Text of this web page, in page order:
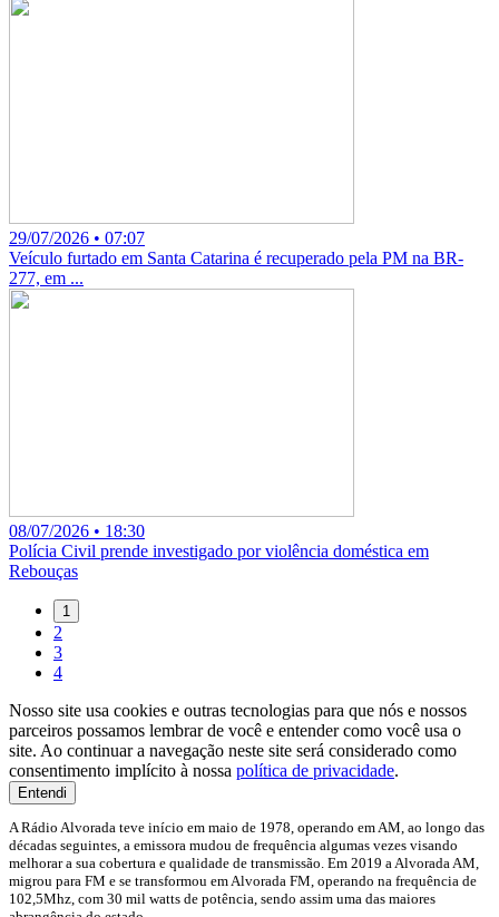
29/07/2026 • 07:07
Veículo furtado em Santa Catarina é recuperado pela PM na BR-
277, em ...
08/07/2026 • 18:30
Polícia Civil prende investigado por violência doméstica em
Rebouças
1
2
3
4
Nosso site usa cookies e outras tecnologias para que nós e nossos
parceiros possamos lembrar de você e entender como você usa o
site. Ao continuar a navegação neste site será considerado como
consentimento implícito à nossa política de privacidade.
Entendi
A Rádio Alvorada teve início em maio de 1978, operando em AM, ao longo das
décadas seguintes, a emissora mudou de frequência algumas vezes visando
melhorar a sua cobertura e qualidade de transmissão. Em 2019 a Alvorada AM,
migrou para FM e se transformou em Alvorada FM, operando na frequência de
102,5Mhz, com 30 mil watts de potência, sendo assim uma das maiores